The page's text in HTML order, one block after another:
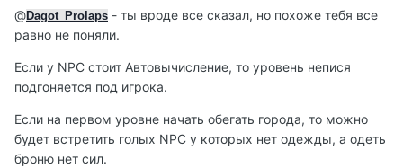
@Dagot_Prolaps - ты вроде все сказал, но похоже тебя все
равно не поняли.
Если у NPC стоит Автовычисление, то уровень непися
подгоняется под игрока.
Если на первом уровне начать обегать города, то можно
будет встретить голых NPC у которых нет одежды, а одеть
броню нет сил.